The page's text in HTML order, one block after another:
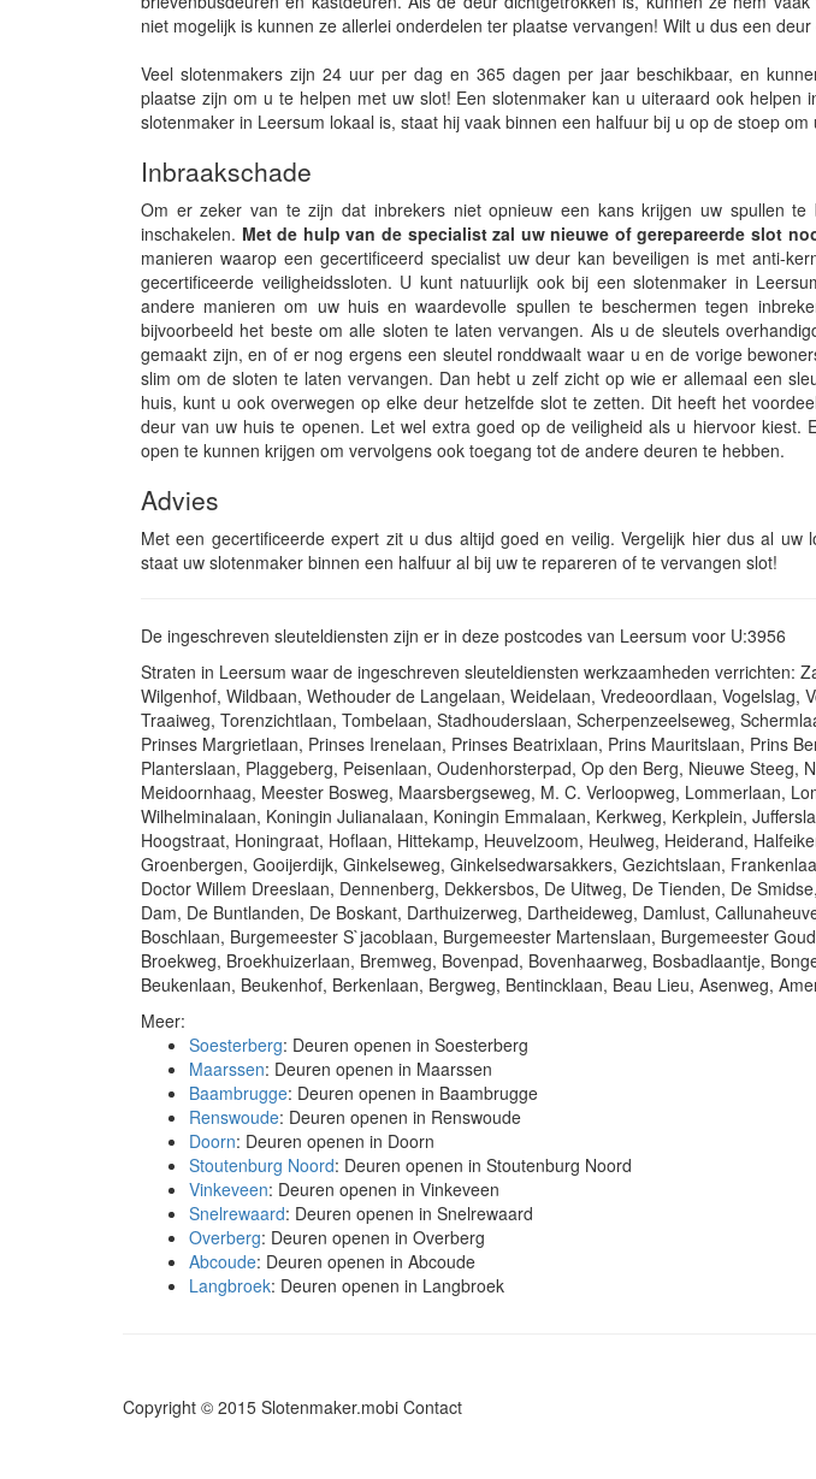
niet mogelijk is kunnen ze allerlei onderdelen ter plaatse vervangen! Wilt u dus een
Veel slotenmakers zijn 24 uur per dag en 365 dagen per jaar beschikbaar, en
plaatse zijn om u te helpen met uw slot! Een slotenmaker kan u uiteraard ook helpen
slotenmaker in Leersum lokaal is, staat hij vaak binnen een halfuur bij u op de stoep
Inbraakschade
Om er zeker van te zijn dat inbrekers niet opnieuw een kans krijgen uw spullen te
inschakelen. Met de hulp van de specialist zal uw nieuwe of gerepareerde slot
manieren waarop een gecertificeerd specialist uw deur kan beveiligen is met anti-
gecertificeerde veiligheidssloten. U kunt natuurlijk ook bij een slotenmaker in
andere manieren om uw huis en waardevolle spullen te beschermen tegen
bijvoorbeeld het beste om alle sloten te laten vervangen. Als u de sleutels
gemaakt zijn, en of er nog ergens een sleutel ronddwaalt waar u en de vorige
slim om de sloten te laten vervangen. Dan hebt u zelf zicht op wie er allemaal een
huis, kunt u ook overwegen op elke deur hetzelfde slot te zetten. Dit heeft het
deur van uw huis te openen. Let wel extra goed op de veiligheid als u hiervoor kiest.
open te kunnen krijgen om vervolgens ook toegang tot de andere deuren te hebben.
Advies
Met een gecertificeerde expert zit u dus altijd goed en veilig. Vergelijk hier dus al uw
staat uw slotenmaker binnen een halfuur al bij uw te repareren of te vervangen slot!
De ingeschreven sleuteldiensten zijn er in deze postcodes van Leersum voor U:3956
Straten in Leersum waar de ingeschreven sleuteldiensten werkzaamheden verrichten:
Wilgenhof, Wildbaan, Wethouder de Langelaan, Weidelaan, Vredeoordlaan, Vogelslag,
Traaiweg, Torenzichtlaan, Tombelaan, Stadhouderslaan, Scherpenzeelseweg,
Prinses Margrietlaan, Prinses Irenelaan, Prinses Beatrixlaan, Prins Mauritslaan, Prins
Planterslaan, Plaggeberg, Peisenlaan, Oudenhorsterpad, Op den Berg, Nieuwe Steeg,
Meidoornhaag, Meester Bosweg, Maarsbergseweg, M. C. Verloopweg, Lommerlaan,
Wilhelminalaan, Koningin Julianalaan, Koningin Emmalaan, Kerkweg, Kerkplein,
Hoogstraat, Honingraat, Hoflaan, Hittekamp, Heuvelzoom, Heulweg, Heiderand,
Groenbergen, Gooijerdijk, Ginkelseweg, Ginkelsedwarsakkers, Gezichtslaan,
Doctor Willem Dreeslaan, Dennenberg, Dekkersbos, De Uitweg, De Tienden, De
Dam, De Buntlanden, De Boskant, Darthuizerweg, Dartheideweg, Damlust,
Boschlaan, Burgemeester S`jacoblaan, Burgemeester Martenslaan, Burgemeester
Broekweg, Broekhuizerlaan, Bremweg, Bovenpad, Bovenhaarweg, Bosbadlaantje,
Beukenlaan, Beukenhof, Berkenlaan, Bergweg, Bentincklaan, Beau Lieu, Asenweg,
Meer:
Soesterberg: Deuren openen in Soesterberg
Maarssen: Deuren openen in Maarssen
Baambrugge: Deuren openen in Baambrugge
Renswoude: Deuren openen in Renswoude
Doorn: Deuren openen in Doorn
Stoutenburg Noord: Deuren openen in Stoutenburg Noord
Vinkeveen: Deuren openen in Vinkeveen
Snelrewaard: Deuren openen in Snelrewaard
Overberg: Deuren openen in Overberg
Abcoude: Deuren openen in Abcoude
Langbroek: Deuren openen in Langbroek
Copyright © 2015 Slotenmaker.mobi Contact